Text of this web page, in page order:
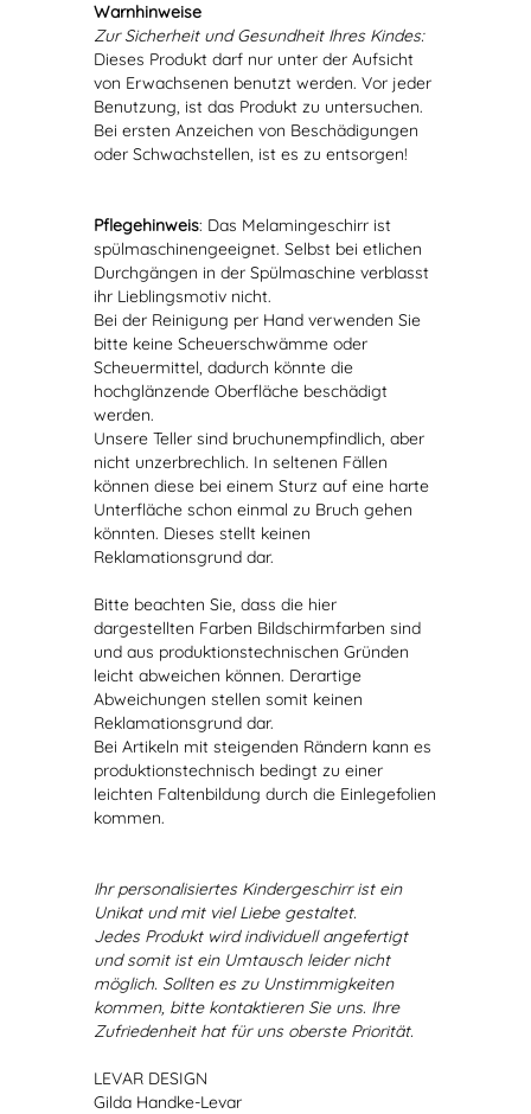
Warnhinweise
Zur Sicherheit und Gesundheit Ihres Kindes:
Dieses Produkt darf nur unter der Aufsicht
von Erwachsenen benutzt werden. Vor jeder
Benutzung, ist das Produkt zu untersuchen.
Bei ersten Anzeichen von Beschädigungen
oder Schwachstellen, ist es zu entsorgen!
Pflegehinweis: Das Melamingeschirr ist
spülmaschinengeeignet. Selbst bei etlichen
Durchgängen in der Spülmaschine verblasst
ihr Lieblingsmotiv nicht.
Bei der Reinigung per Hand verwenden Sie
bitte keine Scheuerschwämme oder
Scheuermittel, dadurch könnte die
hochglänzende Oberfläche beschädigt
werden.
Unsere Teller sind bruchunempfindlich, aber
nicht unzerbrechlich. In seltenen Fällen
können diese bei einem Sturz auf eine harte
Unterfläche schon einmal zu Bruch gehen
könnten. Dieses stellt keinen
Reklamationsgrund dar.
Bitte beachten Sie, dass die hier
dargestellten Farben Bildschirmfarben sind
und aus produktionstechnischen Gründen
leicht abweichen können. Derartige
Abweichungen stellen somit keinen
Reklamationsgrund dar.
Bei Artikeln mit steigenden Rändern kann es
produktionstechnisch bedingt zu einer
leichten Faltenbildung durch die Einlegefolien
kommen.
Ihr personalisiertes Kindergeschirr ist ein
Unikat und mit viel Liebe gestaltet.
Jedes Produkt wird individuell angefertigt
und somit ist ein Umtausch leider nicht
möglich. Sollten es zu Unstimmigkeiten
kommen, bitte kontaktieren Sie uns. Ihre
Zufriedenheit hat für uns oberste Priorität.
LEVAR DESIGN
Gilda Handke-Levar